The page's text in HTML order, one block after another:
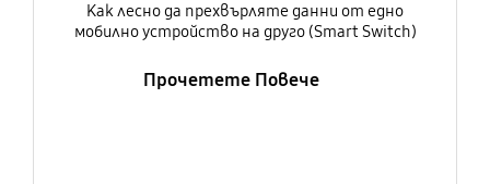
Как лесно да прехвърляте данни от едно
мобилно устройство на друго (Smart Switch)
Прочетете Повече